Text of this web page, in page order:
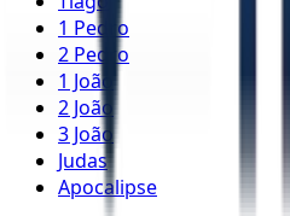
1 Pedro
2 Pedro
1 João
2 João
3 João
Judas
Apocalipse